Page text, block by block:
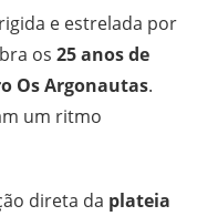
e estrelada por
os 25 anos de
Os Argonautas.
um ritmo
direta da plateia